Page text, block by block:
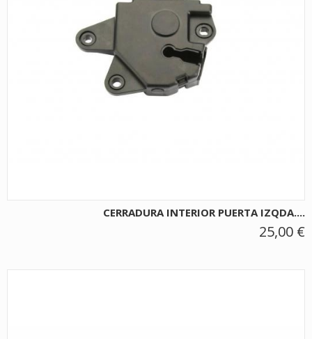
CERRADURA INTERIOR PUERTA IZQDA....
25,00 €